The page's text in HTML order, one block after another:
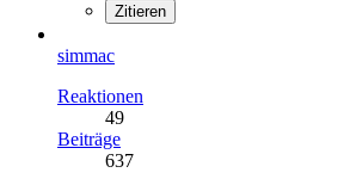
Zitieren
simmac
Reaktionen
49
Beiträge
637